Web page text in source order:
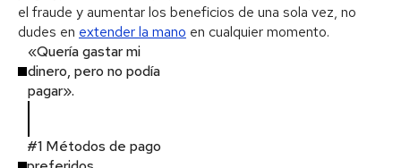
el fraude y aumentar los beneficios de una sola vez, no
dudes en extender la mano en cualquier momento.
«Quería gastar mi
dinero, pero no podía
pagar».
#1 Métodos de pago